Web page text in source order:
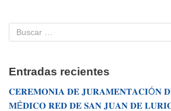
Entradas recientes
𝐂𝐄𝐑𝐄𝐌𝐎𝐍𝐈𝐀 𝐃𝐄 𝐉𝐔𝐑𝐀𝐌𝐄𝐍𝐓𝐀𝐂𝐈Ó𝐍
𝐌É𝐃𝐈𝐂𝐎 𝐑𝐄𝐃 𝐃𝐄 𝐒𝐀𝐍 𝐉𝐔𝐀𝐍 𝐃𝐄